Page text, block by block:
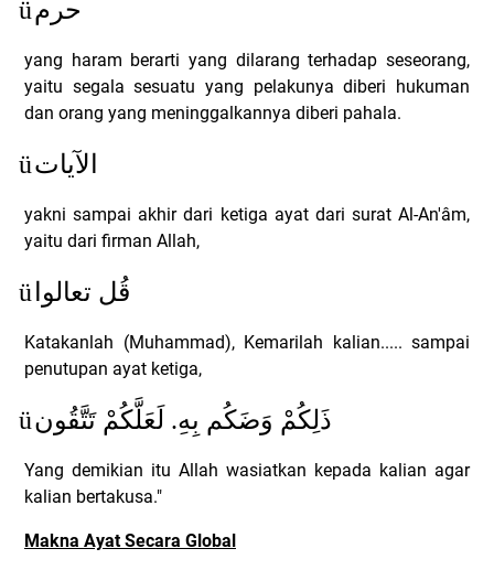
üحرم
yang haram berarti yang dilarang terhadap seseorang,
yaitu segala sesuatu yang pelakunya diberi hukuman
dan orang yang meninggalkannya diberi pahala.
üالآيات
yakni sampai akhir dari ketiga ayat dari surat Al-An'âm,
yaitu dari firman Allah,
ü قُل تعالوا
Katakanlah (Muhammad), Kemarilah kalian..... sampai
penutupan ayat ketiga,
üذَلِكُمْ وَضَكُم بِهِ. لَعَلَّكُمْ تَتَّقُون
Yang demikian itu Allah wasiatkan kepada kalian agar
kalian bertakusa."
Makna Ayat Secara Global